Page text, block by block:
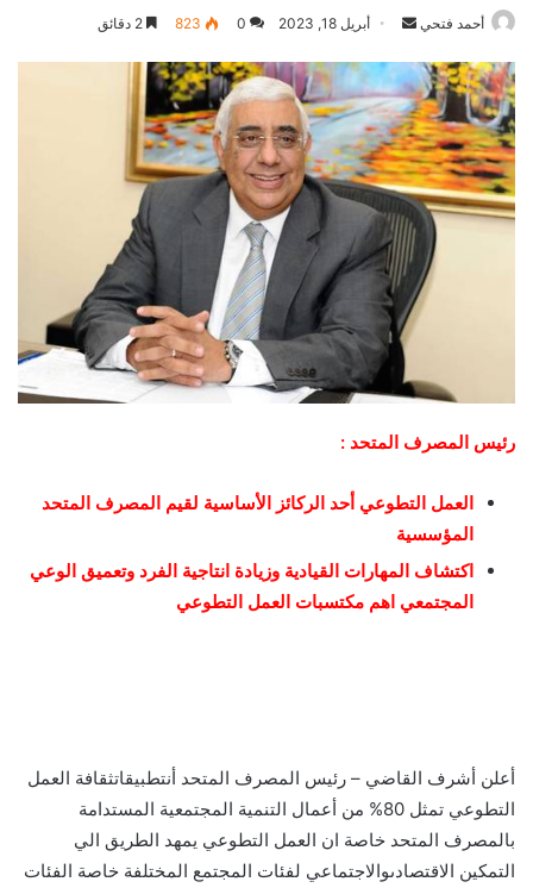
أحمد فتحي
أرسل
إلكترونيا
أبريل 18, 2023 0
823
رئيس المصرف المتحد :
العمل التطوعي أحد الركائز الأساسية لقيم المصرف المتحد
المؤسسية
اكتشاف المهارات القيادية وزيادة انتاجية الفرد وتعميق الوعي
المجتمعي اهم مكتسبات العمل التطوعي
أعلن أشرف القاضي – رئيس المصرف المتحد أنتطبيقاتثقافة العمل
التطوعي تمثل 80% من أعمال التنمية المجتمعية المستدامة
بالمصرف المتحد خاصة ان العمل التطوعي يمهد الطريق الي
التمكين الاقتصادىوالاجتماعي لفئات المجتمع المختلفة خاصة الفئات